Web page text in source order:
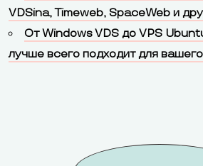
VDSina, Timeweb, SpaceWeb и
От Windows VDS до VPS
лучше всего подходит для